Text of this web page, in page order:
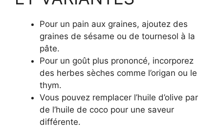
Pour un pain aux graines, ajoutez des
graines de sésame ou de tournesol à la
pâte.
Pour un goût plus prononcé, incorporez
des herbes sèches comme l’origan ou le
thym.
Vous pouvez remplacer l’huile d’olive par
de l’huile de coco pour une saveur
différente.